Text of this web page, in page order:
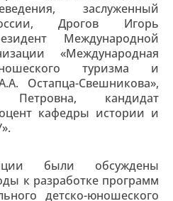
заслуженный
Дрогов Игорь
Международной
«Международная
туризма и
Остапца-Свешникова»,
кандидат
кафедры истории и
были обсуждены
к разработке программ
детско-юношеского